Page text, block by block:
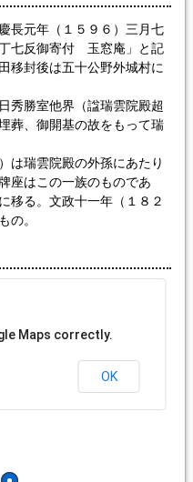
長元年（１５９６）三月七
七反御寄付 玉窓庵」と記
移封後は五十公野外城村に
秀勝室他界（諡瑞雲院殿超
葬、御開基の故をもって瑞
は瑞雲院殿の外孫にあたり
座はこの一族のものであ
移る。文政十一年（１８２
の。
Maps correctly.
OK